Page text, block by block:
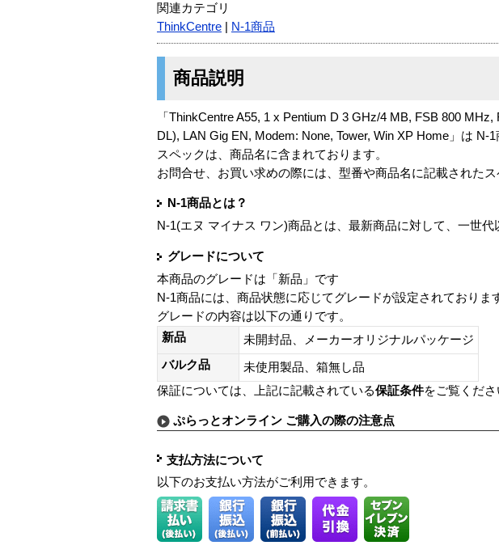
関連カテゴリ
ThinkCentre
N-1商品
商品説明
「ThinkCentre A55, 1 x Pentium D 3 GHz/4 MB, FSB 800
DL), LAN Gig EN, Modem: None, Tower, Win XP Home」は N-1
スペックは、商品名に含まれております。
お問合せ、お買い求めの際には、型番や商品名に記載されたス
N-1商品とは？
N-1(エヌ マイナス ワン)商品とは、最新商品に対して、一世代
グレードについて
本商品のグレードは「新品」です
N-1商品には、商品状態に応じてグレードが設定されておりま
グレードの内容は以下の通りです。
新品
未開封品、メーカーオリジナルパッケージ
バルク品
未使用製品、箱無し品
保証については、上記に記載されている保証条件をご覧くださ
ぷらっとオンライン ご購入の際の注意点
支払方法について
以下のお支払い方法がご利用できます。